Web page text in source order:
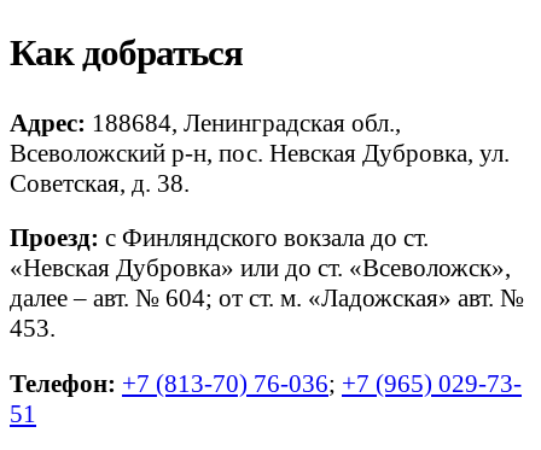
Как добраться
Адрес: 188684, Ленинградская обл.,
Всеволожский р-н, пос. Невская Дубровка, ул.
Советская, д. 38.
Проезд: с Финляндского вокзала до ст.
«Невская Дубровка» или до ст. «Всеволожск»,
далее – авт. № 604; от ст. м. «Ладожская» авт. №
453.
Телефон: +7 (813-70) 76-036; +7 (965) 029-73-
51